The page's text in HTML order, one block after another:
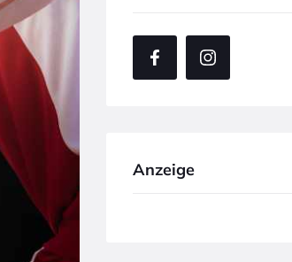
Anzeige